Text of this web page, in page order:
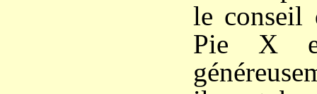
le conseil
Pie X